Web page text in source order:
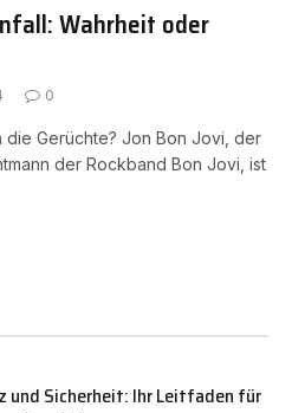
Wahrheit oder
0
die Gerüchte? Jon Bon Jovi, der
der Rockband Bon Jovi, ist
und Sicherheit: Ihr Leitfaden für